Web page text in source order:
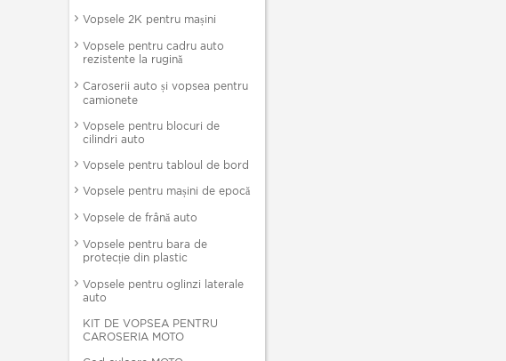
Vopsele 2K pentru mașini
Vopsele pentru cadru auto
rezistente la rugină
Caroserii auto și vopsea pentru
camionete
Vopsele pentru blocuri de
cilindri auto
Vopsele pentru tabloul de bord
Vopsele pentru mașini de epocă
Vopsele de frână auto
Vopsele pentru bara de
protecție din plastic
Vopsele pentru oglinzi laterale
auto
KIT DE VOPSEA PENTRU
CAROSERIA MOTO